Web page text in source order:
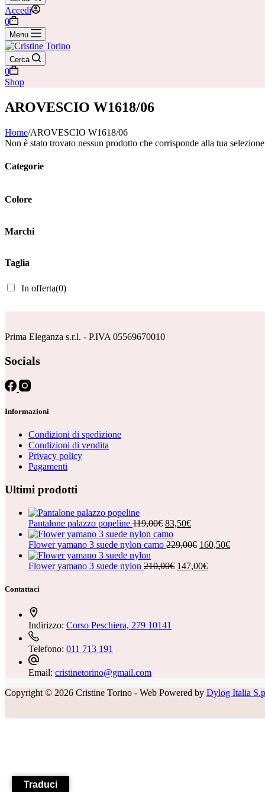
Accedi
Carrello
0
Menu
Cerca
Carrello
0
Shop
AROVESCIO W1618/06
Home/AROVESCIO W1618/06
Non è stato trovato nessun prodotto che corrisponde alla tua
Categorie
Colore
Marchi
Taglia
In offerta(0)
Prima Eleganza s.r.l. - P.IVA 05569670010
Socials
Informazioni
Condizioni di spedizione
Condizioni di vendita
Privacy policy
Pagamenti
Ultimi prodotti
Pantalone palazzo popeline 119,00€ Il
prezzo
originale
119,00€.
83,50€Il
attuale
83,50€.
Flower yamano 3 suede nylon camo 229,00€ Il
originale
160,50€Il
Flower yamano 3 suede nylon 210,00€ Il147,00€Il
Contattaci
Indirizzo: Corso Peschiera, 279 10141
Telefono: 011 713 191
Email: cristinetorino@gmail.com
Copyright © 2026 Cristine Torino - Web Powered by Dylog Italia
Traduci